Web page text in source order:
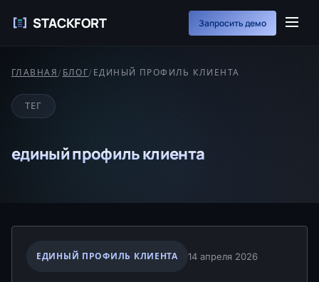
STACKFORT Запросить демо
ГЛАВНАЯ/ БЛОГ/ ЕДИНЫЙ ПРОФИЛЬ КЛИЕНТА
ТЕГ
единый профиль клиента
ЕДИНЫЙ ПРОФИЛЬ КЛИЕНТА 14 апреля 2026